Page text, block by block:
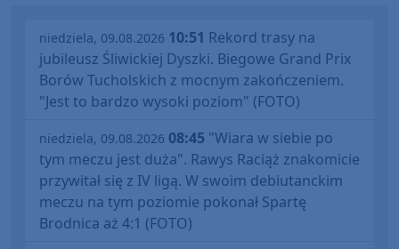
niedziela, 09.08.2026 10:51 Rekord trasy na
jubileusz Śliwickiej Dyszki. Biegowe Grand Prix
Borów Tucholskich z mocnym zakończeniem.
"Jest to bardzo wysoki poziom" (FOTO)
niedziela, 09.08.2026 08:45 "Wiara w siebie po
tym meczu jest duża". Rawys Raciąż znakomicie
przywitał się z IV ligą. W swoim debiutanckim
meczu na tym poziomie pokonał Spartę
Brodnica aż 4:1 (FOTO)